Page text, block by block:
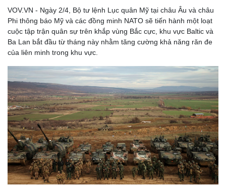
VOV.VN - Ngày 2/4, Bộ tư lệnh Lục quân Mỹ tại châu Âu và châu
Phi thông báo Mỹ và các đồng minh NATO sẽ tiến hành một loạt
cuộc tập trận quân sự trên khắp vùng Bắc cực, khu vực Baltic và
Ba Lan bắt đầu từ tháng này nhằm tăng cường khả năng răn đe
của liên minh trong khu vực.